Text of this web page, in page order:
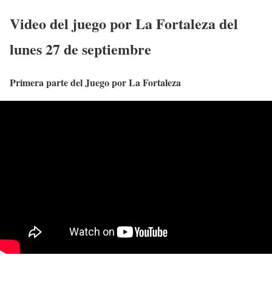
Video del juego por La Fortaleza del
lunes 27de septiembre
Primera parte del Juego por La Fortaleza